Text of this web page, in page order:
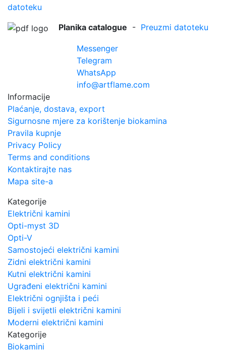
datoteku
Planika catalogue - Preuzmi datoteku
Messenger
Telegram
WhatsApp
info@artflame.com
Informacije
Plaćanje, dostava, export
Sigurnosne mjere za korištenje biokamina
Pravila kupnje
Privacy Policy
Terms and conditions
Kontaktirajte nas
Mapa site-a
Kategorije
Električni kamini
Opti-myst 3D
Opti-V
Samostojeći električni kamini
Zidni električni kamini
Kutni električni kamini
Ugrađeni električni kamini
Električni ognjišta i peći
Bijeli i svijetli električni kamini
Moderni električni kamini
Kategorije
Biokamini